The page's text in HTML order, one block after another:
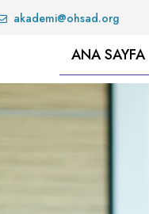
akademi@ohsad.org
ANA SAYFA